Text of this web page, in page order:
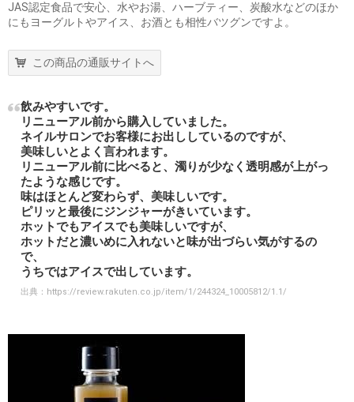
JAS認定食品で安心、水やお湯、ハーブティー、炭酸水などのほか
にもヨーグルトやアイス、お酒とも相性バツグンですよ。
この商品の通販サイトへ
飲みやすいです。
リニューアル前から購入していました。
ネイルサロンでお客様にお出ししているのですが、
美味しいとよく言われます。
リニューアル前に比べると、濁りが少なく透明感が上がっ
たような感じです。
味はほとんど変わらず、美味しいです。
ピリッと最後にジンジャーがきいています。
ホットでもアイスでも美味しいですが、
ホットだと濃いめに入れないと味が出づらい気がするの
で、
うちではアイスで出しています。
出典： https://review.rakuten.co.jp/item/1/244324_10005812/1.1/